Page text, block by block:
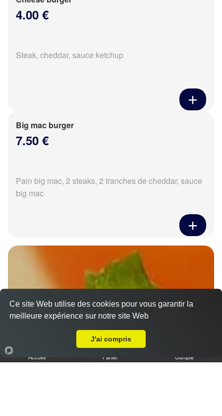
4.00 €
Steak, cheddar, sauce ketchup
Big mac burger
7.50 €
Pain big mac, 2 steaks, 2 tranches de cheddar, sauce
big mac
Accueil Panier Compte
Ce site Web utilise des cookies pour vous garantir la
meilleure expérience sur notre site Web
J'ai compris